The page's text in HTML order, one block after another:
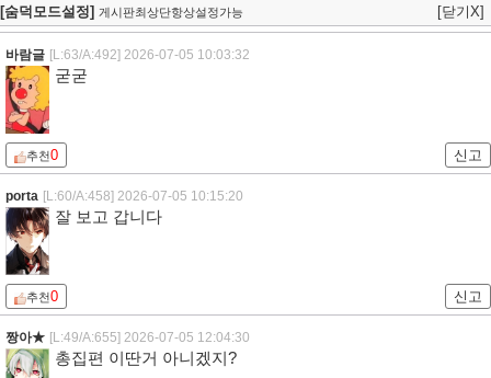
[숨덕모드설정] 게시판최상단항상설정가능 [닫기X]
바람글 [L:63/A:492] 2026-07-05 10:03:32
굳굳
추천0 신고
porta [L:60/A:458] 2026-07-05 10:15:20
잘 보고 갑니다
추천0 신고
짱아★ [L:49/A:655] 2026-07-05 12:04:30
총집편 이딴거 아니겠지?